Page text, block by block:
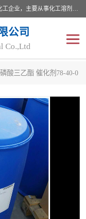
济南汇丰达化工有限公司是一家民营股份制精细化工企业，主要从事化工溶剂、药用辅料、合成中间体等深加工产品的研制开发、生产、销售和进出口贸易。主营产品：环氧丙烷，十二烷基苯，甲基磺酸，磺酸，DMF，DMAC，甘油，苯甲醇，乙酰氯，甲基丙烯酸，甲基丙烯酸甲酯，叔丁醇，异辛酸，二乙烯三胺，一乙，二乙‎，三乙醇胺，原乙酸三甲酯等化工产品及中间体。欢迎各界朋友洽谈咨询业务。
公司
Co.,Ltd
酸三乙酯 催化剂78-40-0
化工原料
烷基苯